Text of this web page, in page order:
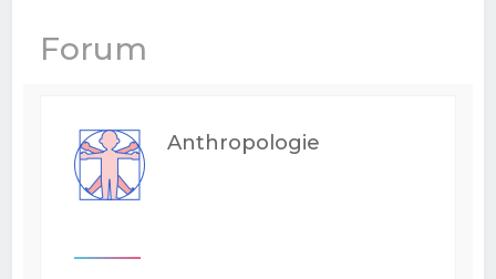
Forum
Anthropologie